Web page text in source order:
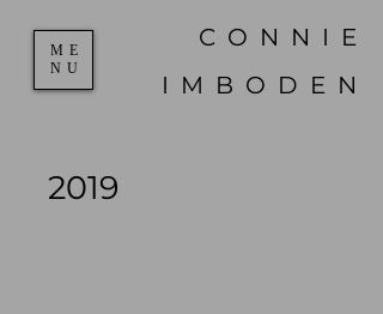
ME
NU
C ONNIE
IMBODEN
2019